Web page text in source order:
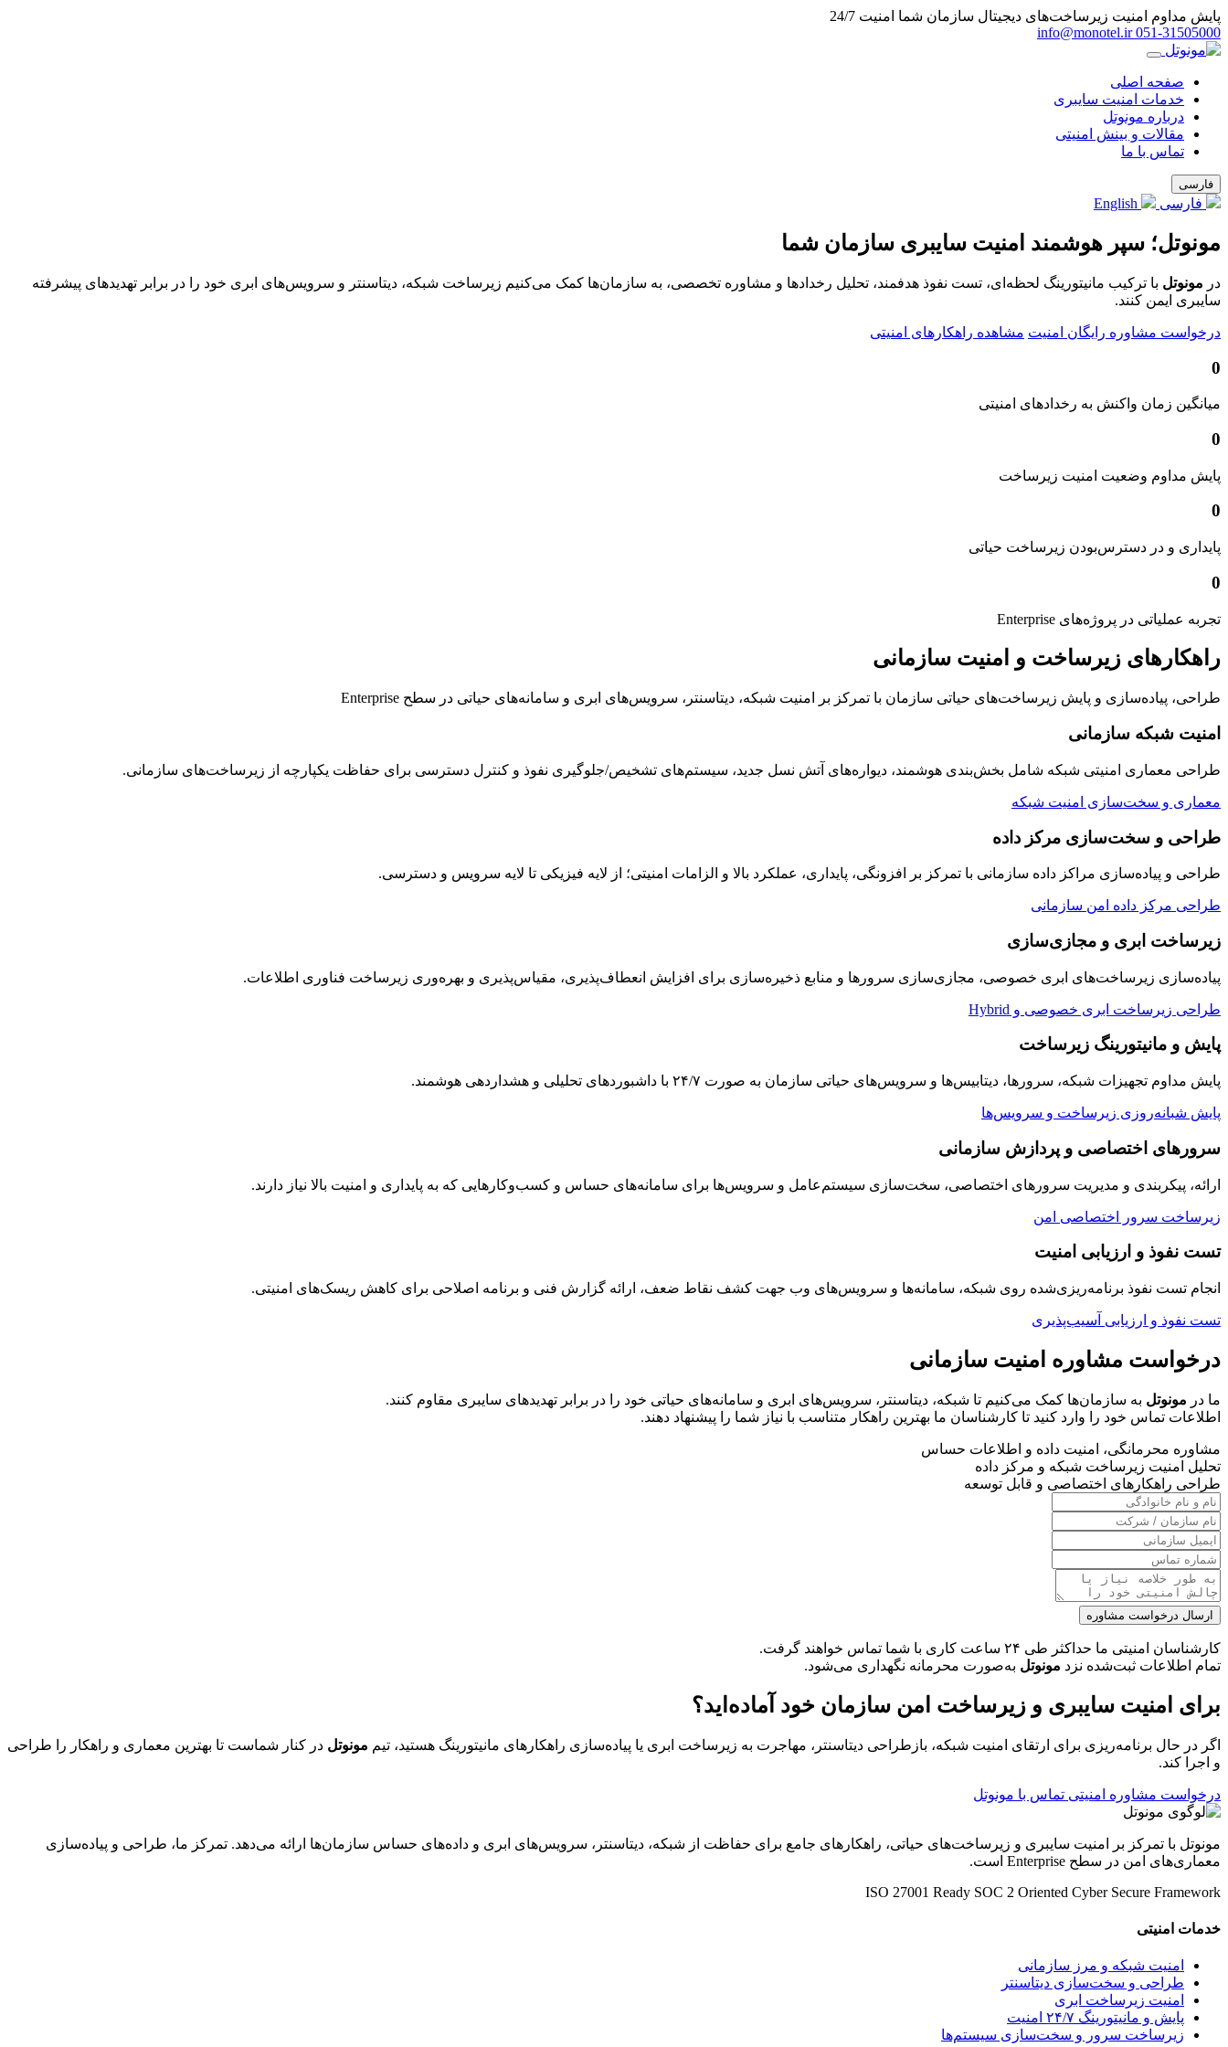
پایش مداوم امنیت زیرساخت‌های دیجیتال سازمان شما امنیت 24/7
info@monotel.ir 051‑31505000
صفحه اصلی
خدمات امنیت سایبری
درباره مونوتل
مقالات و بینش امنیتی
تماس با ما
فارسی
فارسی
مونوتل؛ سپر هوشمند امنیت سایبری سازمان شما
در مونوتل با ترکیب مانیتورینگ لحظه‌ای، تست نفوذ هدفمند، تحلیل رخدادها و مشاوره تخصصی، به سازمان‌ها کمک می‌کنیم زیرساخت شبکه، دیتاسنتر و سرویس‌های ابری خود را در برابر تهدیدهای پیشرفته
سایبری ایمن کنند.
درخواست مشاوره رایگان امنیت مشاهده راهکارهای امنیتی
0
میانگین زمان واکنش به رخدادهای امنیتی
0
پایش مداوم وضعیت امنیت زیرساخت
0
پایداری و در دسترس‌بودن زیرساخت حیاتی
0
تجربه عملیاتی در پروژه‌های Enterprise
راهکارهای زیرساخت و امنیت سازمانی
طراحی، پیاده‌سازی و پایش زیرساخت‌های حیاتی سازمان با تمرکز بر امنیت شبکه، دیتاسنتر، سرویس‌های ابری و سامانه‌های حیاتی در سطح Enterprise
امنیت شبکه سازمانی
طراحی معماری امنیتی شبکه شامل بخش‌بندی هوشمند، دیواره‌های آتش نسل جدید، سیستم‌های تشخیص/جلوگیری نفوذ و کنترل دسترسی برای حفاظت یکپارچه از زیرساخت‌های سازمانی.
معماری و سخت‌سازی امنیت شبکه
طراحی و سخت‌سازی مرکز داده
طراحی و پیاده‌سازی مراکز داده سازمانی با تمرکز بر افزونگی، پایداری، عملکرد بالا و الزامات امنیتی؛ از لایه فیزیکی تا لایه سرویس و دسترسی.
طراحی مرکز داده امن سازمانی
زیرساخت ابری و مجازی‌سازی
پیاده‌سازی زیرساخت‌های ابری خصوصی، مجازی‌سازی سرورها و منابع ذخیره‌سازی برای افزایش انعطاف‌پذیری، مقیاس‌پذیری و بهره‌وری زیرساخت فناوری اطلاعات.
طراحی زیرساخت ابری خصوصی و Hybrid
پایش و مانیتورینگ زیرساخت
پایش مداوم تجهیزات شبکه، سرورها، دیتابیس‌ها و سرویس‌های حیاتی سازمان به صورت ۲۴/۷ با داشبوردهای تحلیلی و هشداردهی هوشمند.
پایش شبانه‌روزی زیرساخت و سرویس‌ها
سرورهای اختصاصی و پردازش سازمانی
ارائه، پیکربندی و مدیریت سرورهای اختصاصی، سخت‌سازی سیستم‌عامل و سرویس‌ها برای سامانه‌های حساس و کسب‌وکارهایی که به پایداری و امنیت بالا نیاز دارند.
زیرساخت سرور اختصاصی امن
تست نفوذ و ارزیابی امنیت
انجام تست نفوذ برنامه‌ریزی‌شده روی شبکه، سامانه‌ها و سرویس‌های وب جهت کشف نقاط ضعف، ارائه گزارش فنی و برنامه اصلاحی برای کاهش ریسک‌های امنیتی.
تست نفوذ و ارزیابی آسیب‌پذیری
درخواست مشاوره امنیت سازمانی
ما در مونوتل به سازمان‌ها کمک می‌کنیم تا شبکه، دیتاسنتر، سرویس‌های ابری و سامانه‌های حیاتی خود را در برابر تهدیدهای سایبری مقاوم کنند.
اطلاعات تماس خود را وارد کنید تا کارشناسان ما بهترین راهکار متناسب با نیاز شما را پیشنهاد دهند.
مشاوره محرمانگی، امنیت داده و اطلاعات حساس
تحلیل امنیت زیرساخت شبکه و مرکز داده
طراحی راهکارهای اختصاصی و قابل توسعه
ارسال درخواست مشاوره
کارشناسان امنیتی ما حداکثر طی ۲۴ ساعت کاری با شما تماس خواهند گرفت.
تمام اطلاعات ثبت‌شده نزد مونوتل به‌صورت محرمانه نگهداری می‌شود.
برای امنیت سایبری و زیرساخت امن سازمان خود آماده‌اید؟
اگر در حال برنامه‌ریزی برای ارتقای امنیت شبکه، بازطراحی دیتاسنتر، مهاجرت به زیرساخت ابری یا پیاده‌سازی راهکارهای مانیتورینگ هستید، تیم مونوتل در کنار شماست تا بهترین معماری و راهکار را طراحی
و اجرا کند.
درخواست مشاوره امنیتی تماس با مونوتل
مونوتل با تمرکز بر امنیت سایبری و زیرساخت‌های حیاتی، راهکارهای جامع برای حفاظت از شبکه، دیتاسنتر، سرویس‌های ابری و داده‌های حساس سازمان‌ها ارائه می‌دهد. تمرکز ما، طراحی و پیاده‌سازی
معماری‌های امن در سطح Enterprise است.
ISO 27001 Ready SOC 2 Oriented Cyber Secure Framework
خدمات امنیتی
امنیت شبکه و مرز سازمانی
طراحی و سخت‌سازی دیتاسنتر
امنیت زیرساخت ابری
پایش و مانیتورینگ ۲۴/۷ امنیت
زیرساخت سرور و سخت‌سازی سیستم‌ها